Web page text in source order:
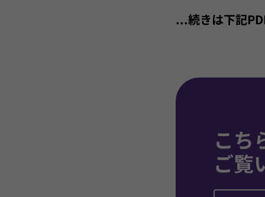
...続きは下記
こち
ご覧